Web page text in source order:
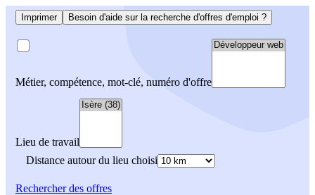
Imprimer Besoin d'aide sur la recherche d'offres d'emploi ?
Métier, compétence, mot-clé, numéro d'offre
Lieu de travail
Distance autour du lieu choisi
Rechercherdes offres